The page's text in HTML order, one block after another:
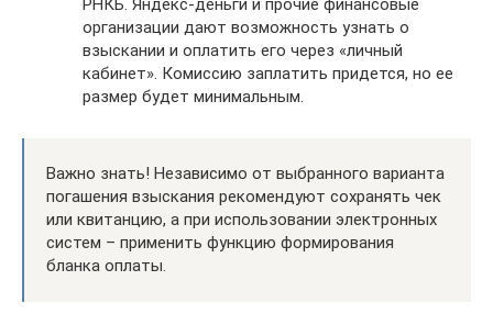
РНКБ. Яндекс-деньги и прочие финансовые
организации дают возможность узнать о
взыскании и оплатить его через «личный
кабинет». Комиссию заплатить придется, но ее
размер будет минимальным.
Важно знать! Независимо от выбранного варианта
погашения взыскания рекомендуют сохранять чек
или квитанцию, а при использовании электронных
систем – применить функцию формирования
бланка оплаты.